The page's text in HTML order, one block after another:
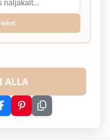
tekst
ALLA